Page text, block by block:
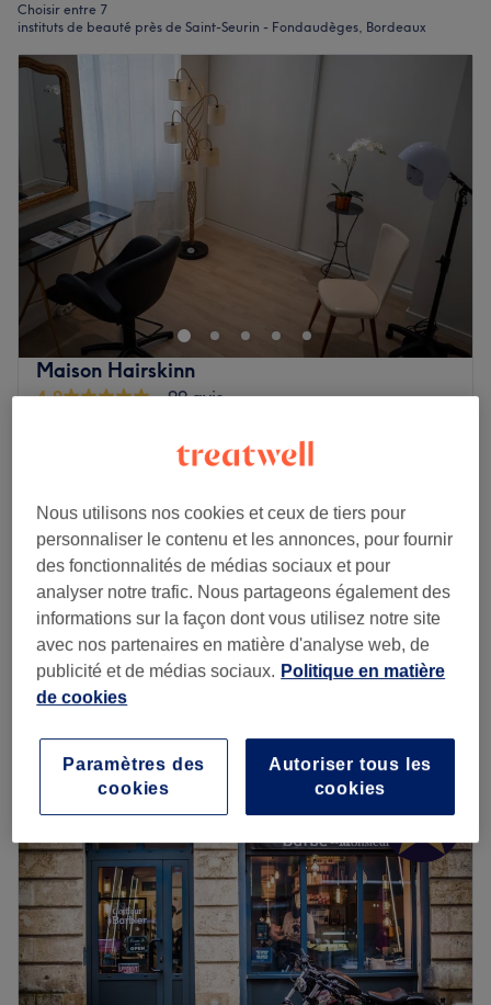
Choisir entre 7
instituts de beauté près de Saint-Seurin - Fondaudèges, Bordeaux
Maison Hairskinn
4,9
99 avis
Montrer sur la carte
Diagnostic Capillaire
45 min
55 €
Soin du visage purifiant
1 h
à partir de
Économisez jusqu'à 25%
Permanente (Cheveux Européens)
1 h 15 min
à partir de 60 €
Je veux en savoir plus
Lundi 09:00–19:00
10:00–
Mercredi
Vendredi
10:00
20:00
Samedi
09:00–17:00
Dimanche
Fermé
Maison Hairskinn est un salon situé à Bordeaux,
spécialisé dans le diagnostic et soins capillaires et le
Nous utilisons nos cookies et ceux de tiers pour
personnaliser le contenu et les annonces, pour fournir
des fonctionnalités de médias sociaux et pour
analyser notre trafic. Nous partageons également des
informations sur la façon dont vous utilisez notre site
avec nos partenaires en matière d'analyse web, de
publicité et de médias sociaux. Politique en matière
de cookies
Autoriser tous les
cookies
Paramètres des
cookies